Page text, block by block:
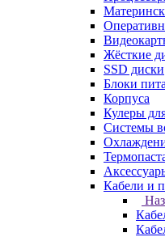
Жёсткие
SSD диски
Блоки
Корпуса
Кулеры
Системы
Кабели и